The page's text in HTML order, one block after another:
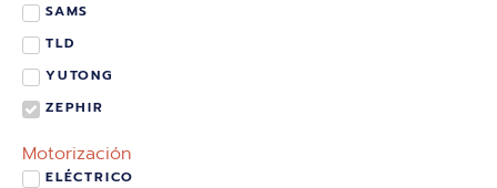
SAMS
TLD
YUTONG
ZEPHIR
Motorización
ELÉCTRICO